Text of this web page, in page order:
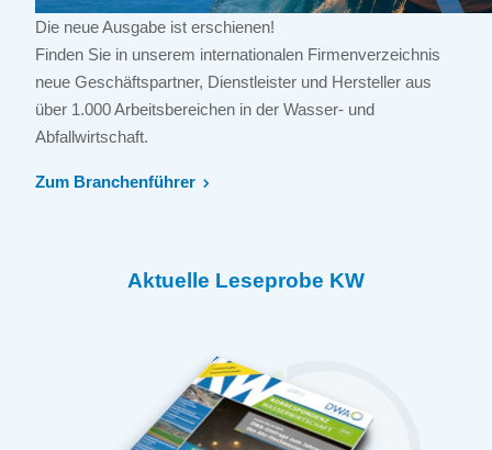
Die neue Ausgabe ist erschienen!
Finden Sie in unserem internationalen Firmenverzeichnis
neue Geschäftspartner, Dienstleister und Hersteller aus
über 1.000 Arbeitsbereichen in der Wasser- und
Abfallwirtschaft.
Zum Branchenführer
Aktuelle Leseprobe KW